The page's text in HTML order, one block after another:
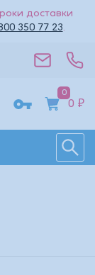
доставки
350 77 23.
0
0 ₽